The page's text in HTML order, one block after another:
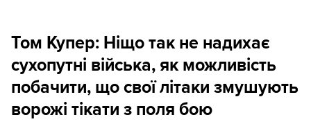
Том Купер: Ніщо так не надихає
сухопутні війська, як можливість
побачити, що свої літаки змушують
ворожі тікати з поля бою